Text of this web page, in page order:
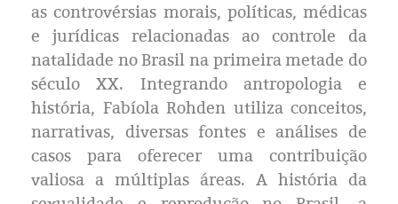
Pesquisas
Política
Livros
as controvérsias morais, políticas, médicas
e jurídicas relacionadas ao controle da
natalidade no Brasil na primeira metade do
século XX. Integrando antropologia e
história, Fabíola Rohden utiliza conceitos,
narrativas, diversas fontes e análises de
casos para oferecer uma contribuição
valiosa a múltiplas áreas. A história da